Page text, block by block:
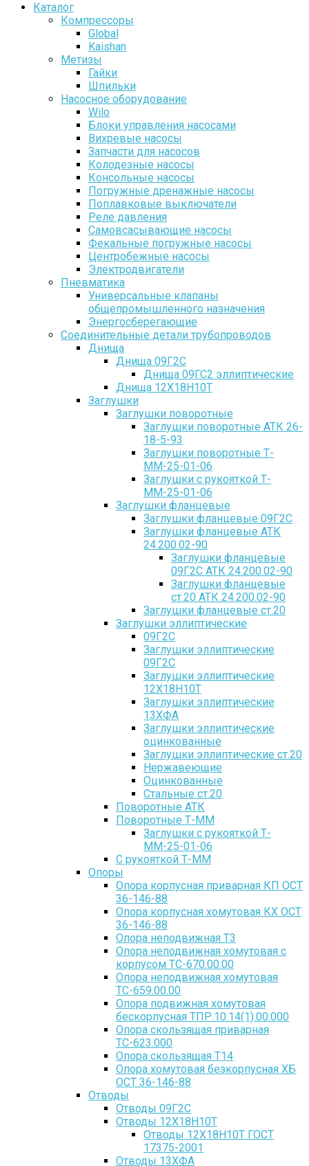
Каталог
Компрессоры
Global
Kaishan
Метизы
Гайки
Шпильки
Насосное оборудование
Wilo
Блоки управления насосами
Вихревые насосы
Запчасти для насосов
Колодезные насосы
Консольные насосы
Погружные дренажные насосы
Поплавковые выключатели
Реле давления
Самовсасывающие насосы
Фекальные погружные насосы
Центробежные насосы
Электродвигатели
Пневматика
Универсальные клапаны
общепромышленного назначения
Энергосберегающие
Соединительные детали трубопроводов
Днища
Днища 09Г2С
Днища 09ГС2 эллиптические
Днища 12Х18Н10Т
Заглушки
Заглушки поворотные
Заглушки поворотные АТК 26-
18-5-93
Заглушки поворотные Т-
ММ-25-01-06
Заглушки с рукояткой Т-
ММ-25-01-06
Заглушки фланцевые
Заглушки фланцевые 09Г2С
Заглушки фланцевые АТК
24.200.02-90
Заглушки фланцевые
09Г2С АТК 24.200.02-90
Заглушки фланцевые
ст.20 АТК 24.200.02-90
Заглушки фланцевые ст.20
Заглушки эллиптические
09Г2С
Заглушки эллиптические
09Г2С
Заглушки эллиптические
12Х18Н10Т
Заглушки эллиптические
13ХФА
Заглушки эллиптические
оцинкованные
Заглушки эллиптические ст.20
Нержавеющие
Оцинкованные
Стальные ст.20
Поворотные АТК
Поворотные Т-ММ
Заглушки с рукояткой Т-
ММ-25-01-06
С рукояткой Т-ММ
Опоры
Опора корпусная приварная КП ОСТ
36-146-88
Опора корпусная хомутовая КХ ОСТ
36-146-88
Опора неподвижная Т3
Опора неподвижная хомутовая с
корпусом ТС-670.00.00
Опора неподвижная хомутовая
ТС-659.00.00
Опора подвижная хомутовая
бескорпусная ТПР.10.14(1).00.000
Опора скользящая приварная
ТС-623.000
Опора скользящая Т14
Опора хомутовая безкорпусная ХБ
ОСТ 36-146-88
Отводы
Отводы 09Г2С
Отводы 12Х18Н10Т
Отводы 12Х18Н10Т ГОСТ
17375-2001
Отводы 13ХФА